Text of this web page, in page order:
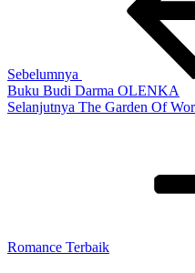
Sebelumnya
Buku Budi Darma OLENKA
Pos
Selanjutnya The Garden Of
Romance Terbaik